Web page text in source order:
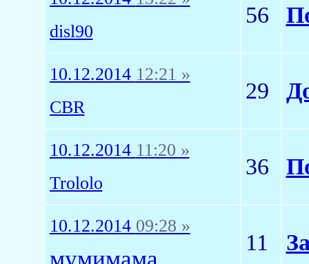
disl90
56
10.12.2014 12:21 »
CBR
29
10.12.2014 11:20 »
Trololo
36
10.12.2014 09:28 »
11